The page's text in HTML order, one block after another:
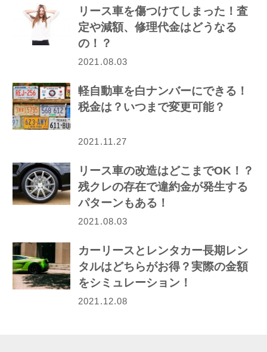
リース車を傷つけてしまった！査
定や減額、修理代金はどうなる
の！？
2021.08.03
軽自動車を白ナンバーにできる！
税金は？いつまで変更可能？
2021.11.27
リース車の改造はどこまでOK！？
残クレの存在で違約金が発生する
パターンもある！
2021.08.03
カーリースとレンタカー長期レン
タルはどちらがお得？実際の金額
をシミュレーション！
2021.12.08